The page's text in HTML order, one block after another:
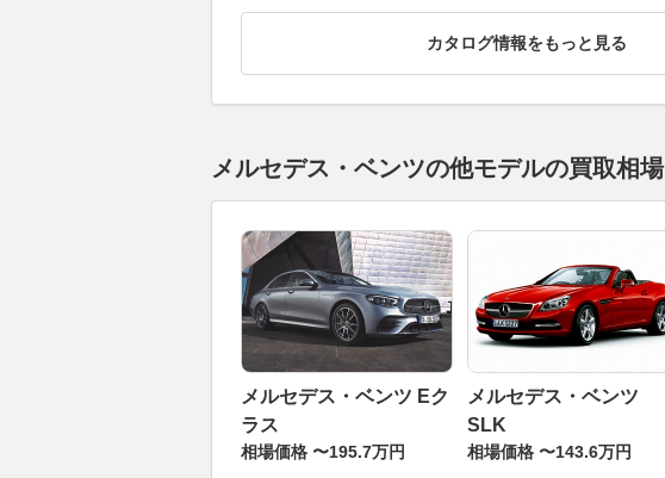
カタログ情報をもっと見る
メルセデス・ベンツの他モデルの買取相場
メルセデス・ベンツ Eク
ラス
相場価格 〜195.7万円
メルセデス・ベンツ
SLK
相場価格 〜143.6万円